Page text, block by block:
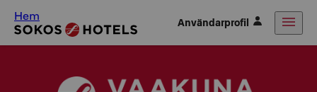
Hem Användarprofil